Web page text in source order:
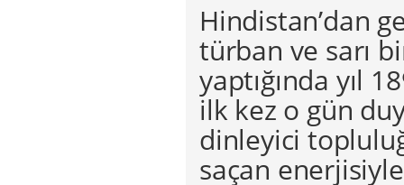
Hindistan’dan
türban ve sarı
yaptığında yıl
ilk kez o gün
dinleyici
saçan